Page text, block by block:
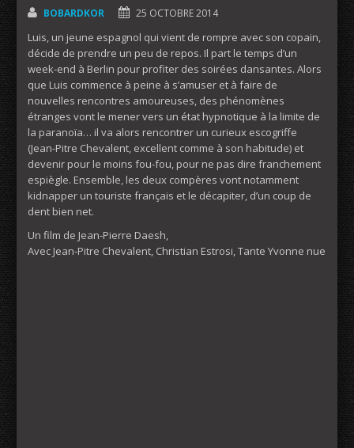
BOBARDKOR 25 OCTOBRE 2014
Luis, un jeune espagnol qui vient de rompre avec son copain,
décide de prendre un peu de repos. Il part le temps d’un
week-end à Berlin pour profiter des soirées dansantes. Alors
que Luis commence à peine à s’amuser et à faire de
nouvelles rencontres amoureuses, des phénomènes
étranges vont le mener vers un état hypnotique à la limite de
la paranoïa… il va alors rencontrer un curieux escogriffe
(Jean-Pitre Chevalent, excellent comme à son habitude) et
devenir pour le moins fou-fou, pour ne pas dire franchement
espiègle. Ensemble, les deux compères vont notamment
kidnapper un touriste français et le décapiter, d’un coup de
dent bien net.
Un film de Jean-Pierre Daesh,
Avec Jean-Pitre Chevalent, Christian Estrosi, Tante Yvonne nue